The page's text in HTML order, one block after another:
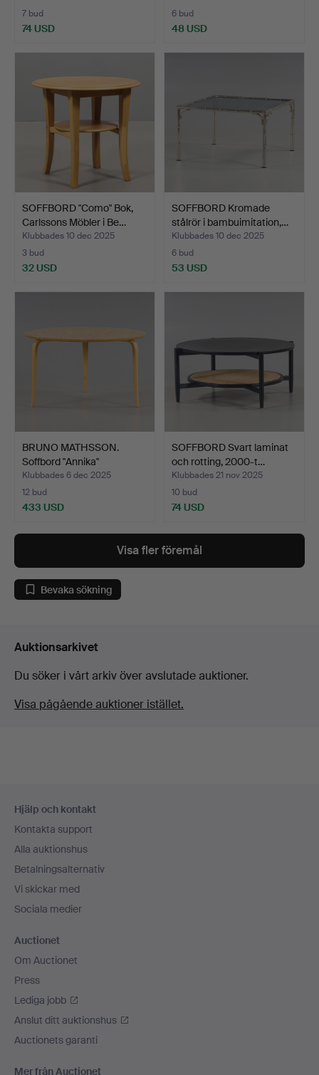
7 bud
74 USD
6 bud
48 USD
SOFFBORD "Como" Bok,
Carlssons Möbler i Be…
Klubbades 10 dec 2025
3 bud
32 USD
SOFFBORD Kromade
stålrör i bambuimitation,…
Klubbades 10 dec 2025
6 bud
53 USD
BRUNO MATHSSON.
Soffbord "Annika"
Masurbjö…
Klubbades 6 dec 2025
12 bud
433 USD
SOFFBORD Svart laminat
och rotting, 2000-t…
Klubbades 21 nov 2025
10 bud
74 USD
Visa fler föremål
Bevaka sökning
Auktionsarkivet
Du söker i vårt arkiv över avslutade auktioner.
Visa pågående auktioner istället.
Hjälp och kontakt
Kontakta support
Alla auktionshus
Betalningsalternativ
Vi skickar med
Sociala medier
Auctionet
Om Auctionet
Press
Lediga jobb
Anslut ditt auktionshus
Auctionets garanti
Mer från Auctionet